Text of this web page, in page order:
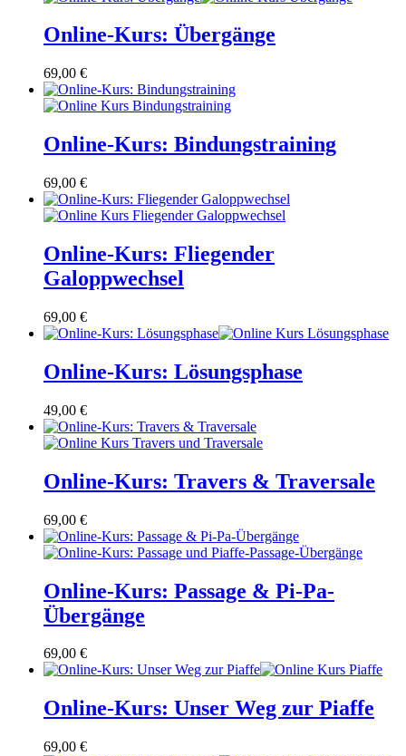
Online-Kurs: Übergänge
69,00 €
Online-Kurs: Bindungstraining
69,00 €
Online-Kurs: Fliegender
Galoppwechsel
69,00 €
Online-Kurs: Lösungsphase
49,00 €
Online-Kurs: Travers & Traversale
69,00 €
Online-Kurs: Passage & Pi-Pa-
Übergänge
69,00 €
Online-Kurs: Unser Weg zur Piaffe
69,00 €